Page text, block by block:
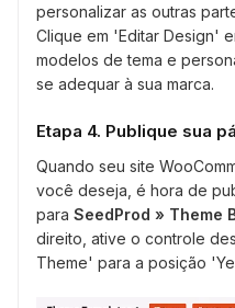
personalizar as outras
Clique em 'Editar Design'
modelos de tema e
se adequar à sua marca.
Etapa 4. Publique sua
Quando seu site
você deseja, é hora de
para SeedProd » Theme
direito, ative o controle
Theme' para a posição